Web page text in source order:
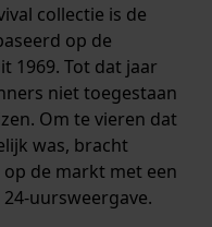
collectie is de
op de
1969. Tot dat jaar
niet toegestaan
Om te vieren dat
was, bracht
de markt met een
uursweergave.